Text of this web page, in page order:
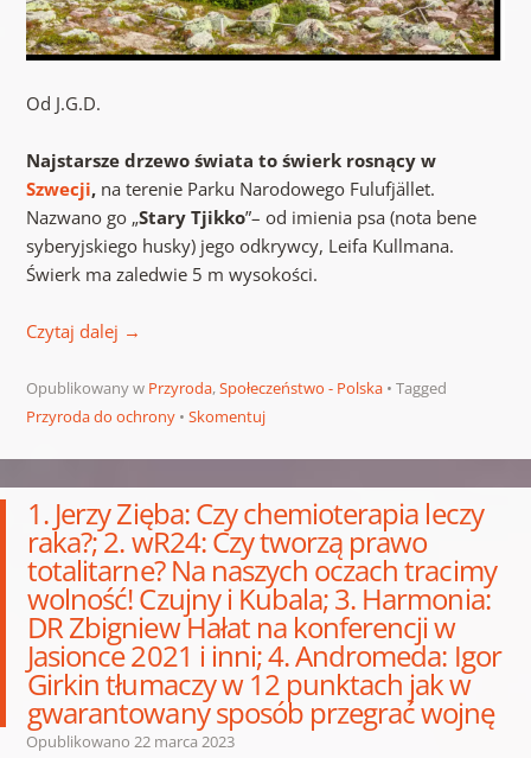
Od J.G.D.
Najstarsze drzewo świata to świerk rosnący w
Szwecji,na terenie Parku Narodowego Fulufjället.
Nazwano go „Stary Tjikko”– od imienia psa (nota bene
syberyjskiego husky) jego odkrywcy, Leifa Kullmana.
Świerk ma zaledwie 5 m wysokości.
Czytaj dalej →
Opublikowany w Przyroda,Społeczeństwo - Polska
Tagged
Przyroda do ochrony
Skomentuj
1. Jerzy Zięba: Czy chemioterapia leczy
raka?; 2. wR24: Czy tworzą prawo
totalitarne? Na naszych oczach tracimy
wolność! Czujny i Kubala; 3. Harmonia:
DR Zbigniew Hałat na konferencji w
Jasionce 2021 i inni; 4. Andromeda: Igor
Girkin tłumaczy w 12 punktach jak w
gwarantowany sposób przegrać wojnę
Opublikowano 22 marca 2023